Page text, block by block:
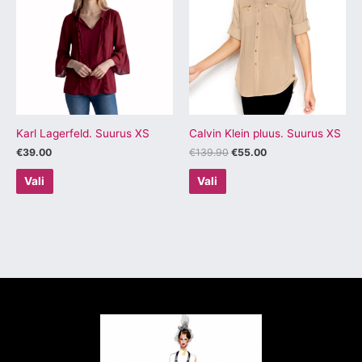
Karl Lagerfeld. Suurus XS
€39.00
Vali
mitu
varianti.
Valikuid
saab
teha
tootelehel.
Calvin Klein pluus. Suurus XS
€139.90 €55.00
Vali
on
mitu
varianti.
Valikuid
saab
teha
tootelehel.